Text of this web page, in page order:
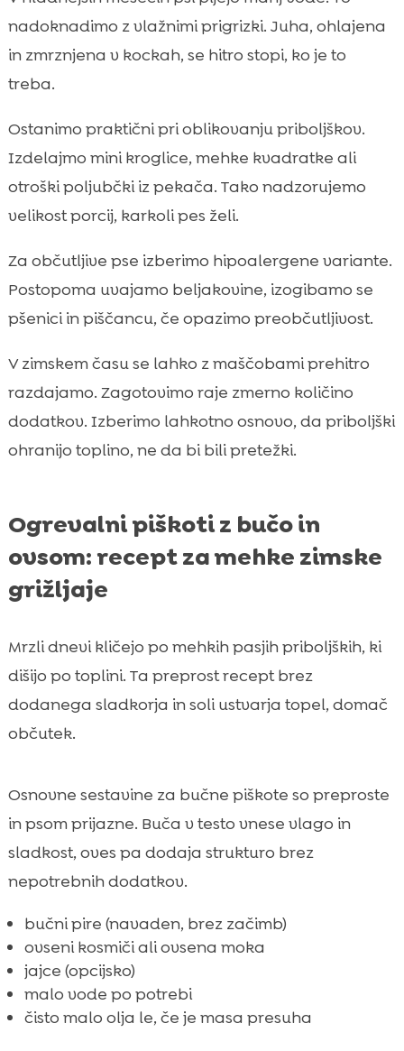
nadoknadimo z vlažnimi prigrizki. Juha, ohlajena
in zmrznjena v kockah, se hitro stopi, ko je to
treba.
Ostanimo praktični pri oblikovanju priboljškov.
Izdelajmo mini kroglice, mehke kvadratke ali
otroški poljubčki iz pekača. Tako nadzorujemo
velikost porcij, karkoli pes želi.
Za občutljive pse izberimo hipoalergene variante.
Postopoma uvajamo beljakovine, izogibamo se
pšenici in piščancu, če opazimo preobčutljivost.
V zimskem času se lahko z maščobami prehitro
razdajamo. Zagotovimo raje zmerno količino
dodatkov. Izberimo lahkotno osnovo, da priboljški
ohranijo toplino, ne da bi bili pretežki.
Ogrevalni piškoti z bučo in
ovsom: recept za mehke zimske
grižljaje
Mrzli dnevi kličejo po mehkih pasjih priboljških, ki
dišijo po toplini. Ta preprost recept brez
dodanega sladkorja in soli ustvarja topel, domač
občutek.
Osnovne sestavine za bučne piškote so preproste
in psom prijazne. Buča v testo vnese vlago in
sladkost, oves pa dodaja strukturo brez
nepotrebnih dodatkov.
bučni pire (navaden, brez začimb)
ovseni kosmiči ali ovsena moka
jajce (opcijsko)
malo vode po potrebi
čisto malo olja le, če je masa presuha